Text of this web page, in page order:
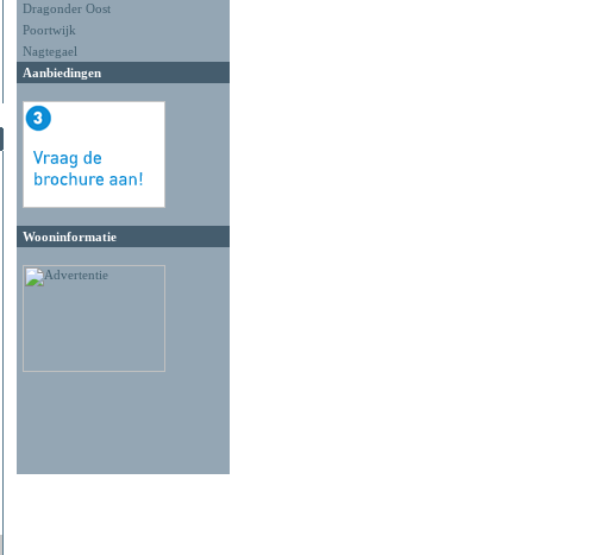
Dragonder Oost
Poortwijk
Nagtegael
Aanbiedingen
Wooninformatie